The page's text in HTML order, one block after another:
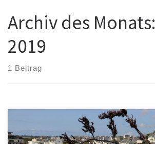
Archiv des Monats:
2019
1 Beitrag